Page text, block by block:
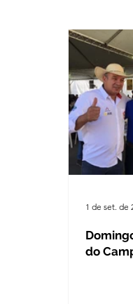
do
1 de set. de